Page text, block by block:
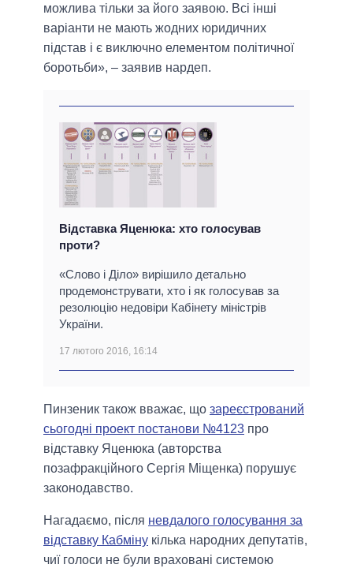
можлива тільки за його заявою. Всі інші
варіанти не мають жодних юридичних
підстав і є виключно елементом політичної
боротьби», – заявив нардеп.
Відставка Яценюка: хто голосував
проти?
«Слово і Діло» вирішило детально
продемонструвати, хто і як голосував за
резолюцію недовіри Кабінету міністрів
України.
17 лютого 2016, 16:14
Пинзеник також вважає, що зареєстрований
сьогодні проект постанови №4123 про
відставку Яценюка (авторства
позафракційного Сергія Міщенка) порушує
законодавство.
Нагадаємо, після невдалого голосування за
відставку Кабміну кілька народних депутатів,
чиї голоси не були враховані системою